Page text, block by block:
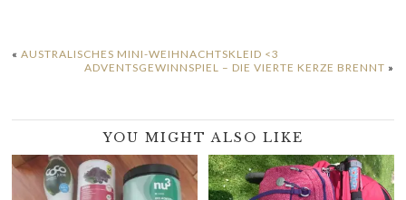
«AUSTRALISCHES MINI-WEIHNACHTSKLEID <3
ADVENTSGEWINNSPIEL – DIE VIERTE KERZE BRENNT »
YOU MIGHT ALSO LIKE